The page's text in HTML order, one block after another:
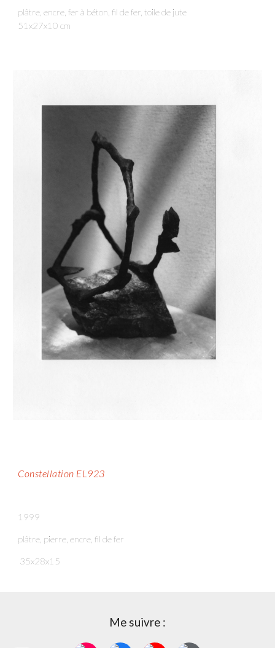
plâtre, encre, fer à béton, fil de fer, toile de jute
51x27x10 cm
Constellation EL923
1999
plâtre, pierre, encre, fil de fer
35x28x15
Me suivre :